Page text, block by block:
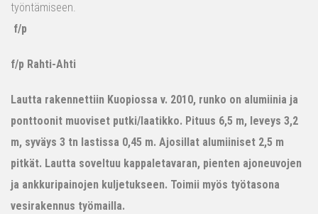
työntämiseen.
f/p
f/p Rahti-Ahti
Lautta rakennettiin Kuopiossa v. 2010, runko on alumiinia ja
ponttoonit muoviset putki/laatikko. Pituus 6,5 m, leveys 3,2
m, syväys 3 tn lastissa 0,45 m. Ajosillat alumiiniset 2,5 m
pitkät. Lautta soveltuu kappaletavaran, pienten ajoneuvojen
ja ankkuripainojen kuljetukseen. Toimii myös työtasona
vesirakennus työmailla.